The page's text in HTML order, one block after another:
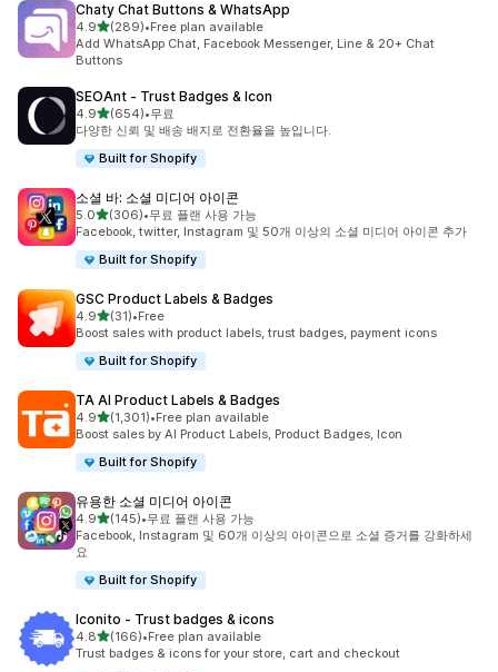
Chaty Chat Buttons & WhatsApp
4.9별 5개 중
(289)
총 리뷰 289개
•Free plan available
Add WhatsApp Chat, Facebook Messenger, Line & 20+ Chat
Buttons
SEOAnt ‑ Trust Badges & Icon
4.9별 5개 중
(654)
총 리뷰 654개
•무료
다양한 신뢰 및 배송 배지로 전환율을 높입니다.
Built for Shopify
소셜 바: 소셜 미디어 아이콘
5.0별 5개 중
(306)
총 리뷰 306개
•무료 플랜 사용 가능
Facebook, twitter, Instagram 및 50개 이상의 소셜 미디어 아이콘 추가
Built for Shopify
GSC Product Labels & Badges
4.9별 5개 중
(31)
총 리뷰 31개
•Free
Boost sales with product labels, trust badges, payment icons
Built for Shopify
TA AI Product Labels & Badges
4.9별 5개 중
(1,301)
총 리뷰 1301개
•Free plan available
Boost sales by AI Product Labels, Product Badges, Icon
Built for Shopify
유용한 소셜 미디어 아이콘
4.9별 5개 중
(145)
총 리뷰 145개
•무료 플랜 사용 가능
Facebook, Instagram 및 60개 이상의 아이콘으로 소셜 증거를 강화하세
요
Built for Shopify
Iconito ‑ Trust badges & icons
4.8별 5개 중
(166)
총 리뷰 166개
•Free plan available
Trust badges & icons for your store, cart and checkout